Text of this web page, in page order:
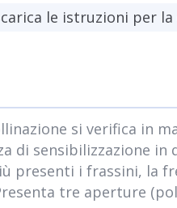
le istruzioni per
si verifica in
sensibilizzazione in
presenti i frassini, la
tre aperture